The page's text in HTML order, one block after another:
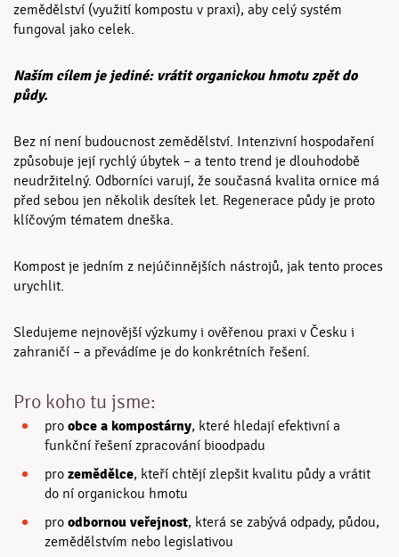
zemědělství (využití kompostu v praxi), aby celý systém
fungoval jako celek.
Naším cílem je jediné: vrátit organickou hmotu zpět do
půdy.
Bez ní není budoucnost zemědělství. Intenzivní hospodaření
způsobuje její rychlý úbytek – a tento trend je dlouhodobě
neudržitelný. Odborníci varují, že současná kvalita ornice má
před sebou jen několik desítek let. Regenerace půdy je proto
klíčovým tématem dneška.
Kompost je jedním z nejúčinnějších nástrojů, jak tento proces
urychlit.
Sledujeme nejnovější výzkumy i ověřenou praxi v Česku i
zahraničí – a převádíme je do konkrétních řešení.
Pro koho tu jsme:
pro obce a kompostárny, které hledají efektivní a
funkční řešení zpracování bioodpadu
pro zemědělce, kteří chtějí zlepšit kvalitu půdy a vrátit
do ní organickou hmotu
pro odbornou veřejnost, která se zabývá odpady, půdou,
zemědělstvím nebo legislativou